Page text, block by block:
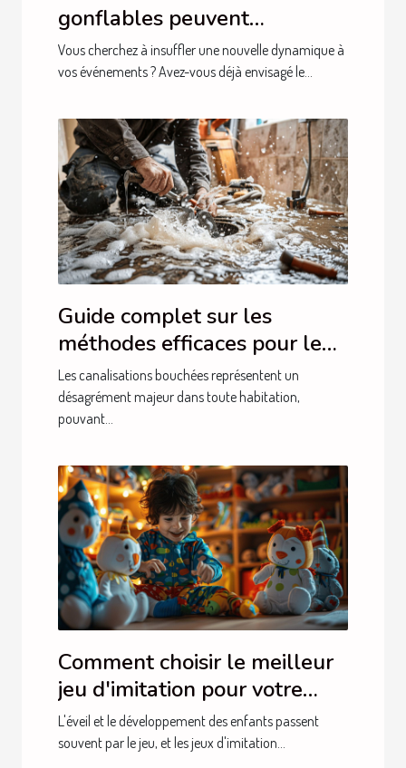
gonflables peuvent
dynamiser vos événements
Vous cherchez à insuffler une nouvelle dynamique à
vos événements ? Avez-vous déjà envisagé le...
Guide complet sur les
méthodes efficaces pour le
débouchage de canalisations
Les canalisations bouchées représentent un
désagrément majeur dans toute habitation,
pouvant...
Comment choisir le meilleur
jeu d'imitation pour votre
enfant
L'éveil et le développement des enfants passent
souvent par le jeu, et les jeux d'imitation...